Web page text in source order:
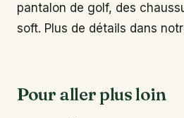
pantalon de golf, des
soft. Plus de détails dans
Pour aller plus loin